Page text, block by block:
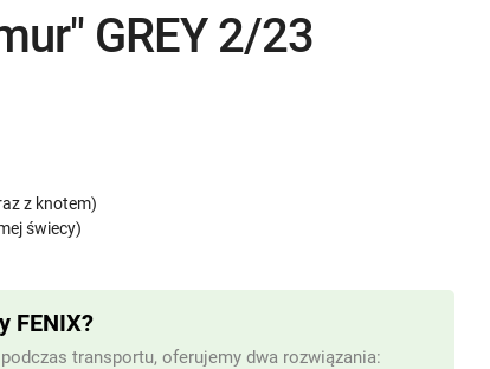
GREY 2/23
z knotem)
świecy)
FENIX?
transportu, oferujemy dwa rozwiązania: